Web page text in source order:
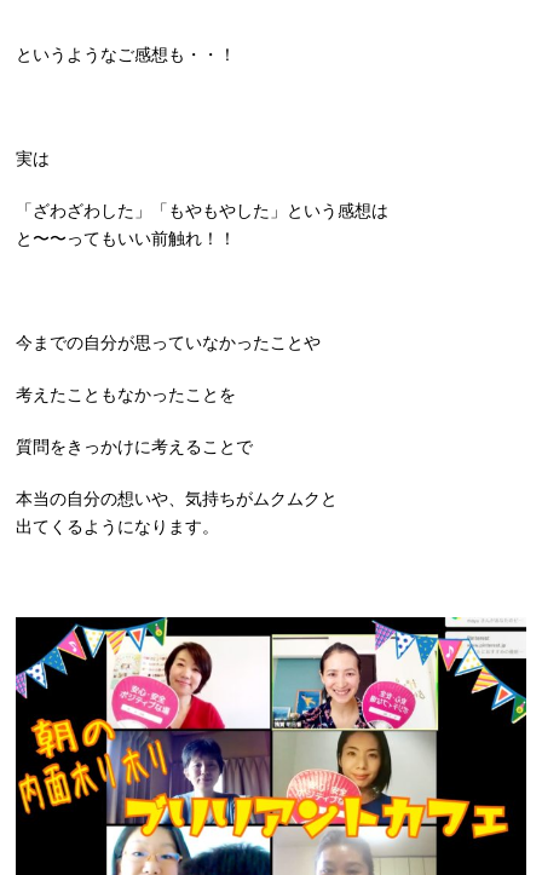
というようなご感想も・・！
実は
「ざわざわした」「もやもやした」という感想は
と〜〜ってもいい前触れ！！
今までの自分が思っていなかったことや
考えたこともなかったことを
質問をきっかけに考えることで
本当の自分の想いや、気持ちがムクムクと
出てくるようになります。